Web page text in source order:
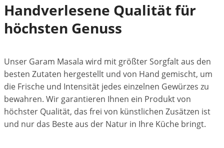
Handverlesene Qualität für
höchsten Genuss
Unser Garam Masala wird mit größter Sorgfalt aus den
besten Zutaten hergestellt und von Hand gemischt, um
die Frische und Intensität jedes einzelnen Gewürzes zu
bewahren. Wir garantieren Ihnen ein Produkt von
höchster Qualität, das frei von künstlichen Zusätzen ist
und nur das Beste aus der Natur in Ihre Küche bringt.